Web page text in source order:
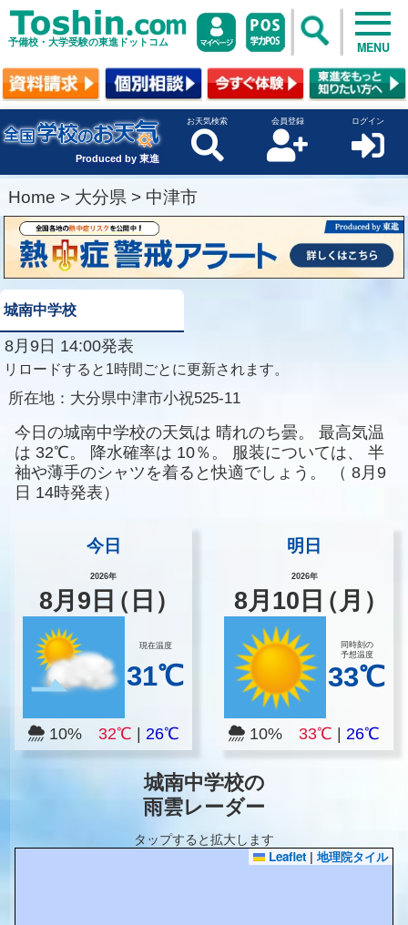
予備校・大学受験の東進ドットコム MENU
Produced by 東進
お天気検索 会員登録 ログイン
Home > 大分県 > 中津市
城南中学校
8月9日 14:00発表
リロードすると1時間ごとに更新されます。
所在地： 大分県中津市小祝525-11
今日の城南中学校の天気は 晴れのち曇。
最高気温
は 32℃。 降水確率は 10％。 服装については、
半
袖や薄手のシャツを着ると快適でしょう。
（ 8月9
日 14時発表）
今日
2026年
8月 9 日（日）
現在温度
31℃
10% 32℃ 26℃
明日
2026年
8月 10 日（月）
同時刻の
予想温度
33℃
10%33℃ |26℃
城南中学校の
雨雲レーダー
タップすると拡大します
Leaflet | 地理院タイル